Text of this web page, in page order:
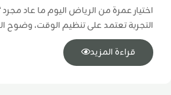
اختيار عمرة من الرياض اليوم ما عاد
التجربة تعتمد على تنظيم الوقت، وضوح
قراءة المزيد